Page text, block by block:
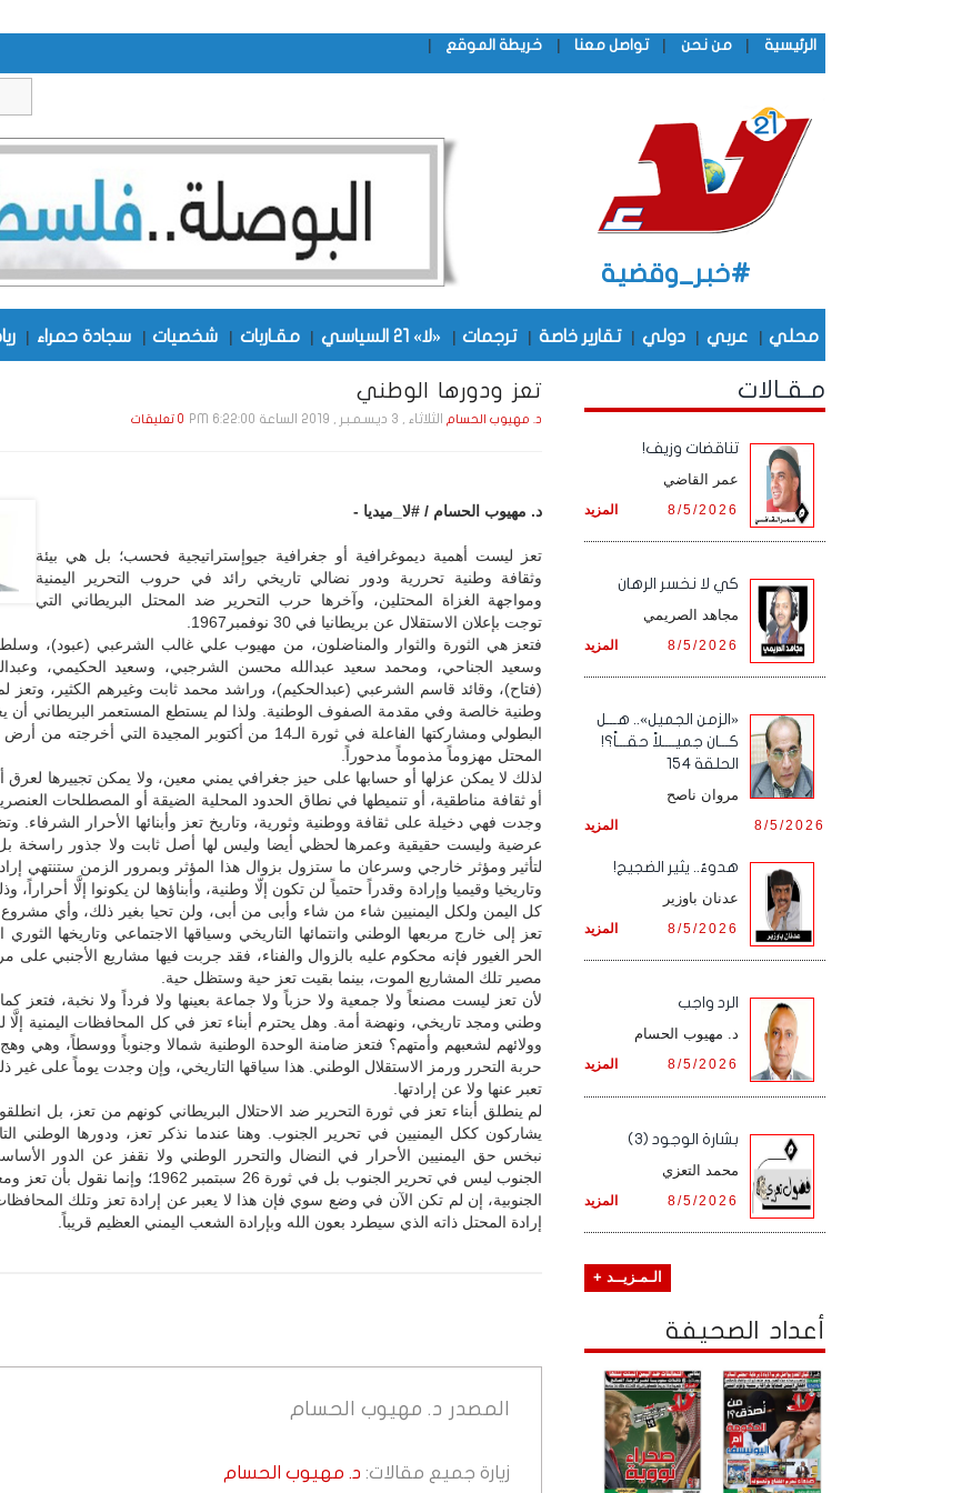
الرئيسية | من نحن | تواصل معنا | خريطة الموقع |
#خبر_وقضية
محلي | عربي | دولي | تقارير خاصة | ترجمات | «لا» 21 السياسي | مقـاربات | شخصيات | سجادة حمراء |
تعز ودورها الوطني
د. مهيوب الحسام الثلاثاء , 3 ديـسـمـبـر , 2019 الساعة 6:22:00 PM 0 تعليقات
د. مهيوب الحسام / #لا_ميديا -
تعز ليست أهمية ديموغرافية أو جغرافية جيوإستراتيجية فحسب؛ بل هي بيئة
وثقافة وطنية تحررية ودور نضالي تاريخي رائد في حروب التحرير اليمنية
ومواجهة الغزاة المحتلين، وآخرها حرب التحرير ضد المحتل البريطاني التي
توجت بإعلان الاستقلال عن بريطانيا في 30 نوفمبر1967.
فتعز هي الثورة والثوار والمناضلون، من مهيوب علي غالب الشرعبي (عبود)،
وسعيد الجناحي، ومحمد سعيد عبدالله محسن الشرجبي، وسعيد الحكيمي،
(فتاح)، وقائد قاسم الشرعبي (عبدالحكيم)، وراشد محمد ثابت وغيرهم الكثير، وتعز
وطنية خالصة وفي مقدمة الصفوف الوطنية. ولذا لم يستطع المستعمر البريطاني أن
البطولي ومشاركتها الفاعلة في ثورة الـ14 من أكتوبر المجيدة التي
المحتل مهزوماً مذموماً مدحوراً.
لذلك لا يمكن عزلها أو حسابها على حيز جغرافي يمني معين، ولا يمكن تجييرها لعرق
أو ثقافة مناطقية، أو تنميطها في نطاق الحدود المحلية الضيقة أو المصطلحات
وجدت فهي دخيلة على ثقافة ووطنية وثورية، وتاريخ تعز وأبنائها الأحرار الشرفاء.
عرضية وليست حقيقية وعمرها لحظي أيضا وليس لها أصل ثابت ولا جذور راسخة
لتأثير ومؤثر خارجي وسرعان ما ستزول بزوال هذا المؤثر وبمرور الزمن ستنتهي
وتاريخيا وقيميا وإرادة وقدراً حتمياً لن تكون إلّا وطنية، وأبناؤها لن يكونوا إلَّا أحراراً،
كل اليمن ولكل اليمنيين شاء من شاء وأبى من أبى، ولن تحيا بغير ذلك، وأي مشروع
تعز إلى خارج مربعها الوطني وانتمائها التاريخي وسياقها الاجتماعي وتاريخها الثوري
الحر الغيور فإنه محكوم عليه بالزوال والفناء، فقد جربت فيها مشاريع الأجنبي على
مصير تلك المشاريع الموت، بينما بقيت تعز حية وستظل حية.
لأن تعز ليست مصنعاً ولا جمعية ولا حزباً ولا جماعة بعينها ولا فرداً ولا نخبة، فتعز
وطني ومجد تاريخي، ونهضة أمة. وهل يحترم أبناء تعز في كل المحافظات اليمنية إلَّا
وولائهم لشعبهم وأمتهم؟ فتعز ضامنة الوحدة الوطنية شمالا وجنوباً ووسطاً، وهي
حربة التحرر ورمز الاستقلال الوطني. هذا سياقها التاريخي، وإن وجدت يوماً على غير
تعبر عنها ولا عن إرادتها.
لم ينطلق أبناء تعز في ثورة التحرير ضد الاحتلال البريطاني كونهم من تعز، بل
يشاركون ككل اليمنيين في تحرير الجنوب. وهنا عندما نذكر تعز، ودورها الوطني
نبخس حق اليمنيين الأحرار في النضال والتحرر الوطني ولا نقفز عن الدور الأساسي
الجنوب ليس في تحرير الجنوب بل في ثورة 26 سبتمبر 1962؛
الجنوبية، إن لم تكن الآن في وضع سوي فإن هذا لا يعبر عن إرادة تعز وتلك
إرادة المحتل ذاته الذي سيطرد بعون الله وبإرادة الشعب اليمني العظيم قريباً.
المصدر د. مهيوب الحسام
زيارة جميع مقالات: د. مهيوب الحسام
مـقـالات
تناقضات وزيف!
عمر القاضي
المزيد 8/5/2026
كي لا نخسر الرهان
مجاهد الصريمي
المزيد 8/5/2026
«الزمن الجميل».. هـــل
كـــان جميــــلاً حقـــاً؟!
الحلقة 154
مروان ناصح
المزيد 8/5/2026
هدوءٌ.. يثير الضجيج!
عدنان باوزير
المزيد 8/5/2026
الرد واجب
د. مهيوب الحسام
المزيد 8/5/2026
بشارة الوجود (3)
محمد التعزي
المزيد 8/5/2026
الـمـزيــد +
أعداد الصحيفة